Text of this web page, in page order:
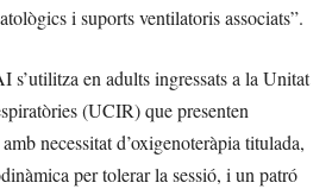
i suports ventilatoris associats”.
en adults ingressats a la Unitat
(UCIR) que presenten
necessitat d’oxigenoteràpia titulada,
per tolerar la sessió, i un patró